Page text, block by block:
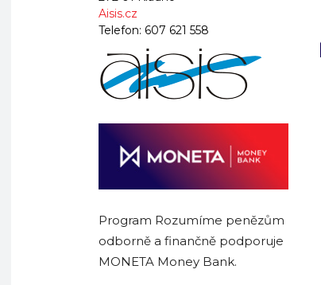
Aisis.cz
Telefon: 607 621 558
Program Rozumíme penězům
odborně a finančně podporuje
MONETA Money Bank.